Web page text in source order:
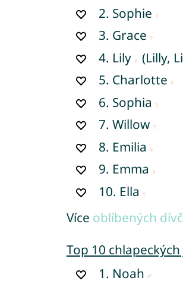
2. Sophie
3. Grace
4. Lily
(Lilly,
5. Charlotte
6. Sophia
7.Willow
8. Emilia
9. Emma
10. Ella
Více oblíbených
Top 10
1. Noah